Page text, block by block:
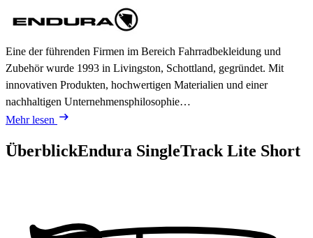
Eine der führenden Firmen im Bereich Fahrradbekleidung und
Zubehör wurde 1993 in Livingston, Schottland, gegründet. Mit
innovativen Produkten, hochwertigen Materialien und einer
nachhaltigen Unternehmensphilosophie…
Mehr lesen
ÜberblickEndura SingleTrack Lite Short